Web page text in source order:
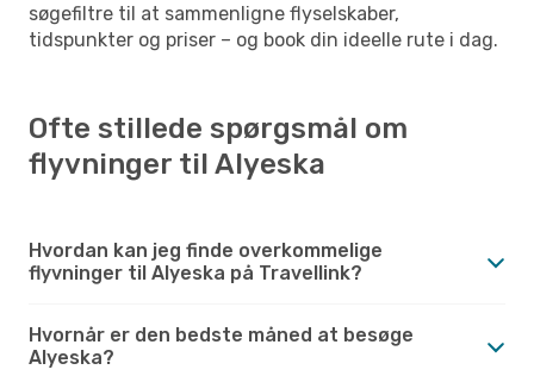
søgefiltre til at sammenligne flyselskaber,
tidspunkter og priser – og book din ideelle rute i dag.
Ofte stillede spørgsmål om
flyvninger til Alyeska
Hvordan kan jeg finde overkommelige
flyvninger til Alyeska på Travellink?
Hvornår er den bedste måned at besøge
Alyeska?